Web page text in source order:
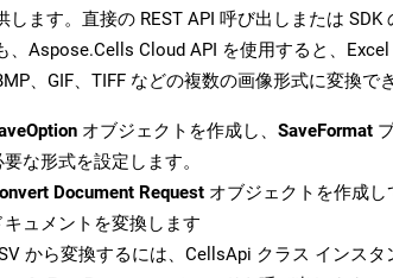
します。直接の REST API 呼び出しまたは SDK
、Aspose.Cells Cloud API を使用すると、Excel
、GIF、TIFF などの複数の画像形式に変換で
オブジェクトを作成し、 SaveFormat
要な形式を設定します。
Document Request オブジェクトを作成し
キュメントを変換します
から変換するには、CellsApi クラス インスタ